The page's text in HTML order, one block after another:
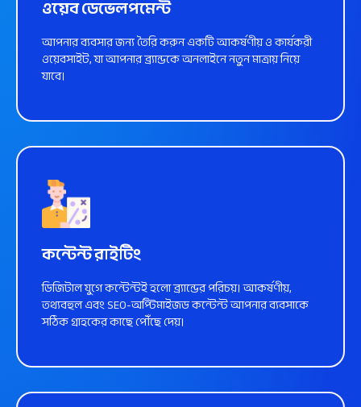
ওয়েব ডেভেলপমেন্ট
আপনার ব্যবসার জন্য তৈরি করুন একটি আকর্ষণীয় ও কার্যকরী
ওয়েবসাইট, যা আপনার ব্র্যান্ডকে অনলাইনে নতুন মাত্রায় নিয়ে
যাবে।
কন্টেন্ট রাইটিং
ডিজিটাল যুগে কন্টেন্টই হলো ব্র্যান্ডের পরিচয়। আকর্ষণীয়,
তথ্যবহুল এবং SEO-অপ্টিমাইজড কন্টেন্ট আপনার ব্যবসাকে
সঠিক গ্রাহকের কাছে পৌঁছে দেয়।